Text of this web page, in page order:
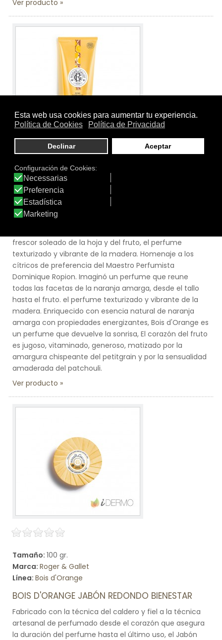
Ver producto
Tamaño:200 ml.
Marca:Roger & Gallet
Línea: Bois d'Orange
BOIS D'ORANGE GEL DE DUCHA BIENESTAR
frescor soleado de la hoja y del fruto, el perfume
texturizado y vibrante de la madera. Homenaje a los
cítricos de preferencia del Maestro Perfumista
Dominique Ropion. Imaginó un perfume que reune
todas las facetas de la naranja amarga, desde el tallo
hasta el fruto. el perfume texturizado y vibrante de la
madera. Enriquecido con esencia natural de naranja
amarga con propiedades energizantes, Bois d'Orange es
un perfume que devuelve la sonrisa, El corazón del fruto
es jugoso, vitaminado, generoso, matizado por la
amargura chispeante del petitgrain y por la sensualidad
amaderada del patchouli.
Ver producto
Tamaño: 100 gr.
Marca: Roger & Gallet
Línea: Bois d'Orange
BOIS D'ORANGE JABÓN REDONDO BIENESTAR
Fabricado con la técnica del caldero y fiel a la técnica
artesanal de perfumado desde el corazón que asegura
la duración del perfume hasta el último uso, el Jabón